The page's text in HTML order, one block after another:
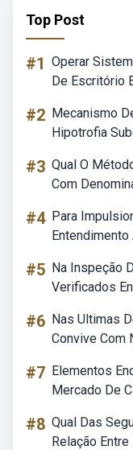
Top Post
#1 Operar
De Escritório
#2 Mecanismo
Hipotrofia
#3 Qual O
Com
#4 Para
#5 Na Inspeção
Verificados
#6 Nas Ultimas
Convive Com
#7 Elementos
Mercado De
#8 Qual Das
Relação